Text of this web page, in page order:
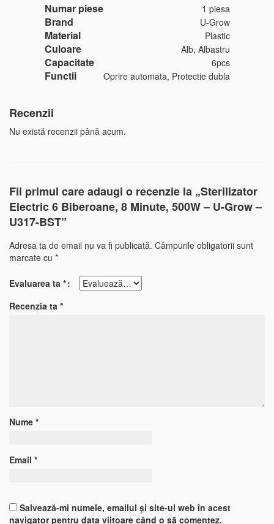
Numar piese 1 piesa
Brand U-Grow
Material Plastic
Culoare Alb, Albastru
Capacitate 6pcs
Functii Oprire automata, Protectie dubla
Recenzii
Nu există recenzii până acum.
Fii primul care adaugi o recenzie la „Sterilizator
Electric 6 Biberoane, 8 Minute, 500W – U-Grow –
U317-BST”
Adresa ta de email nu va fi publicată. Câmpurile obligatorii sunt
marcate cu *
Evaluarea ta *
Recenzia ta *
Nume *
Email *
Salvează-mi numele, emailul și site-ul web în acest
navigator pentru data viitoare când o să comentez.